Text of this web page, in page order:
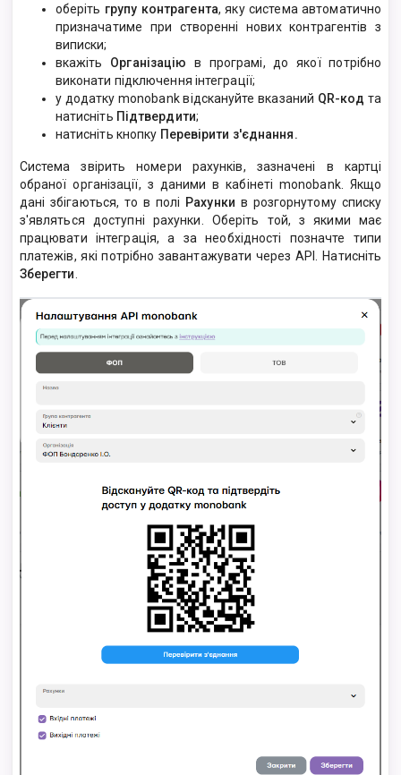
оберіть групу контрагента, яку система автоматично
призначатиме при створенні нових контрагентів з
виписки;
вкажіть Організацію в програмі, до якої потрібно
виконати підключення інтеграції;
у додатку monobank відскануйте вказаний QR-код та
натисніть Підтвердити;
натисніть кнопку Перевірити з'єднання.
Система звірить номери рахунків, зазначені в картці
обраної організації, з даними в кабінеті monobank. Якщо
дані збігаються, то в полі Рахунки в розгорнутому списку
з'являться доступні рахунки. Оберіть той, з якими має
працювати інтеграція, а за необхідності позначте типи
платежів, які потрібно завантажувати через API. Натисніть
Зберегти.